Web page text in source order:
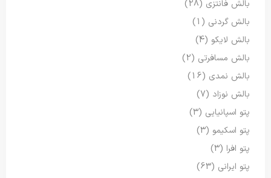
بالش فانتزی (28)
بالش گردنی (1)
بالش لایکو (4)
بالش مسافرتی (2)
بالش نمدی (16)
بالش نوزاد (7)
پتو اسپانیایی (3)
پتو اسکیمو (3)
پتو افرا (3)
پتو ایرانی (63)